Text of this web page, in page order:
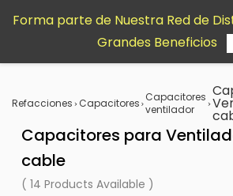
contenido
Refacciones Capacitores Capacitores
ventilador
Capacitores para
cable
( 14 Products Available )
Forma parte de Nuestra Red de
Grandes Beneficios